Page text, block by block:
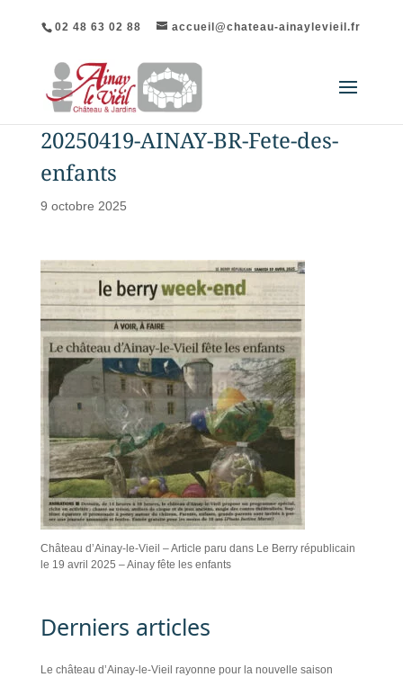
02 48 63 02 88 accueil@chateau-ainaylevieil.fr
20250419-AINAY-BR-Fete-des-
enfants
9 octobre 2025
Château d’Ainay-le-Vieil – Article paru dans Le Berry républicain
le 19 avril 2025 – Ainay fête les enfants
Derniers articles
Le château d’Ainay-le-Vieil rayonne pour la nouvelle saison